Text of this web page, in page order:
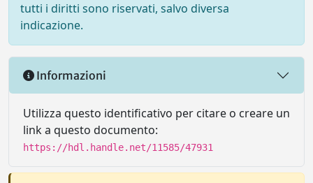
tutti i diritti sono riservati, salvo diversa
indicazione.
Informazioni
Utilizza questo identificativo per citare o creare un
link a questo documento:
https://hdl.handle.net/11585/47931